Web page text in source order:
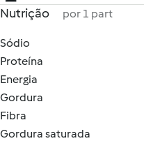
Nutrição por 1 part
Sódio
Proteína
Energia
Gordura
Fibra
Gordura saturada